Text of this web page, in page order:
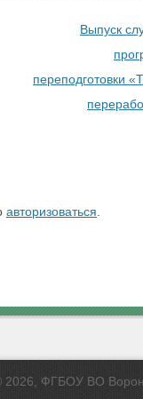
Выпуск
переподготовки
авторизоваться.
2026, ФГБОУ ВО